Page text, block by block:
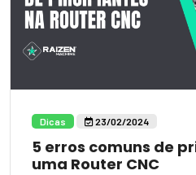
Dicas 23/02/2024
5 erros comuns de
uma Router CNC